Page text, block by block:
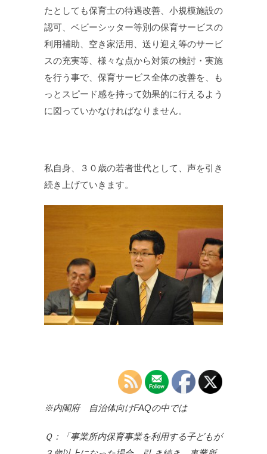
たとしても保育士の待遇改善、小規模施設の
認可、ベビーシッター等別の保育サービスの
利用補助、空き家活用、送り迎え等のサービ
スの充実等、様々な点から対策の検討・実施
を行う事で、保育サービス全体の改善を、も
っとスピード感を持って効果的に行えるよう
に図っていかなければなりません。
私自身、３０歳の若者世代として、声を引き
続き上げていきます。
※内閣府 自治体向けFAQの中では
Ｑ：「事業所内保育事業を利用する子どもが